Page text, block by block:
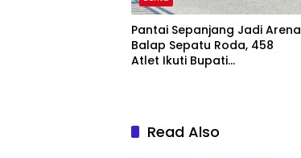
Pantai Sepanjang Jadi Arena
Balap Sepatu Roda, 458
Atlet Ikuti Bupati
Read Also